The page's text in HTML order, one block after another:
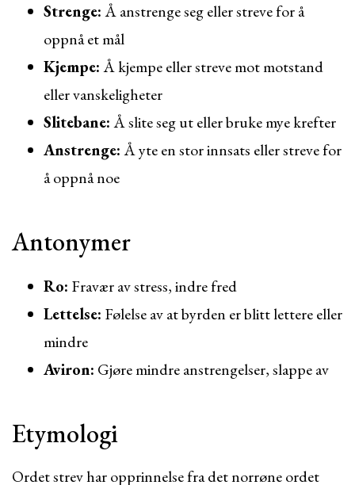
Strenge:Å anstrenge seg eller streve for å
oppnå et mål
Kjempe:Å kjempe eller streve mot motstand
eller vanskeligheter
Slitebane:Å slite seg ut eller bruke mye krefter
Anstrenge:Å yte en stor innsats eller streve for
å oppnå noe
Antonymer
Ro: Fravær av stress, indre fred
Lettelse: Følelse av at byrden er blitt lettere eller
mindre
Aviron: Gjøre mindre anstrengelser, slappe av
Etymologi
Ordet strev har opprinnelse fra det norrøne ordet